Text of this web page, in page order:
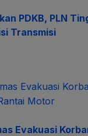
PDKB, PLN
Transmisi
Evakuasi